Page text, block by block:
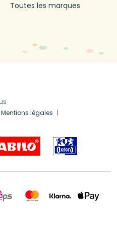
Toutes les marques
Mentions légales